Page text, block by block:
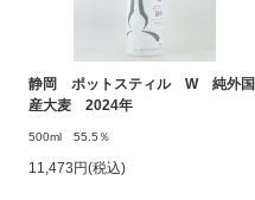
静岡 ポットスティル W 純外国
産大麦 2024年
500ml 55.5％
11,473円(税込)